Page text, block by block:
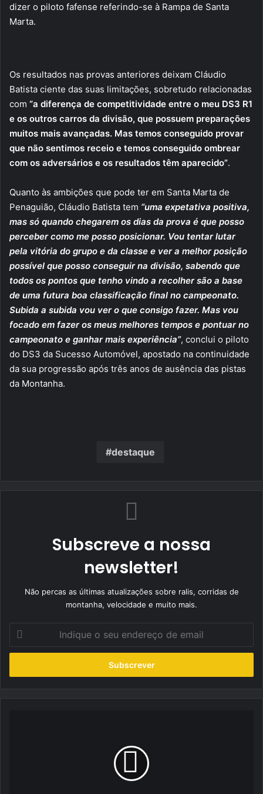
dizer o piloto fafense referindo-se à Rampa de Santa
Marta.
Os resultados nas provas anteriores deixam Cláudio
Batista ciente das suas limitações, sobretudo relacionadas
com “a diferença de competitividade entre o meu DS3 R1
e os outros carros da divisão, que possuem preparações
muitos mais avançadas. Mas temos conseguido provar
que não sentimos receio e temos conseguido ombrear
com os adversários e os resultados têm aparecido”.
Quanto às ambições que pode ter em Santa Marta de
Penaguião, Cláudio Batista tem “uma expetativa positiva,
mas só quando chegarem os dias da prova é que posso
perceber como me posso posicionar. Vou tentar lutar
pela vitória do grupo e da classe e ver a melhor posição
possível que posso conseguir na divisão, sabendo que
todos os pontos que tenho vindo a recolher são a base
de uma futura boa classificação final no campeonato.
Subida a subida vou ver o que consigo fazer. Mas vou
focado em fazer os meus melhores tempos e pontuar no
campeonato e ganhar mais experiência”, conclui o piloto
do DS3 da Sucesso Automóvel, apostado na continuidade
da sua progressão após três anos de ausência das pistas
da Montanha.
destaque
Subscreve a nossa
newsletter!
Não percas as últimas atualizações sobre ralis, corridas de
montanha, velocidade e muito mais.
seu
de